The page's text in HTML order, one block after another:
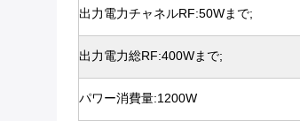
出力電力チャネルRF:50Wまで;
出力電力総RF:400Wまで;
パワー消費量:1200W